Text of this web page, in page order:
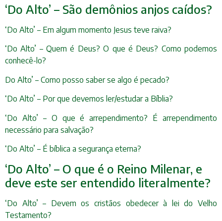
‘Do Alto’ – São demônios anjos caídos?
‘Do Alto’ – Em algum momento Jesus teve raiva?
‘Do Alto’ – Quem é Deus? O que é Deus? Como podemos
conhecê-lo?
Do Alto’ – Como posso saber se algo é pecado?
‘Do Alto’ – Por que devemos ler/estudar a Bíblia?
‘Do Alto’ – O que é arrependimento? É arrependimento
necessário para salvação?
‘Do Alto’ – É bíblica a segurança eterna?
‘Do Alto’ – O que é o Reino Milenar, e
deve este ser entendido literalmente?
‘Do Alto’ – Devem os cristãos obedecer à lei do Velho
Testamento?